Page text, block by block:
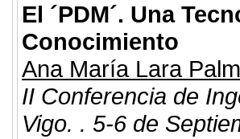
El ´PDM´. Una
Conocimiento
Ana María Lara
II Conferencia de
Vigo. . 5-6 de